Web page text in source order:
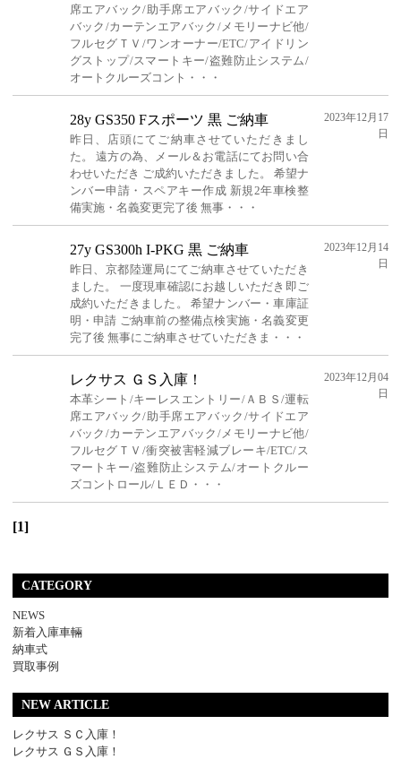
席エアバック/助手席エアバック/サイドエア
バック/カーテンエアバック/メモリーナビ他/
フルセグＴＶ/ワンオーナー/ETC/アイドリン
グストップ/スマートキー/盗難防止システム/
オートクルーズコント・・・
28y GS350 Fスポーツ 黒 ご納車
昨日、店頭にてご納車させていただきまし
た。 遠方の為、メール＆お電話にてお問い合
わせいただき ご成約いただきました。 希望ナ
ンバー申請・スペアキー作成 新規2年車検整
備実施・名義変更完了後 無事・・・
2023年12月17
日
27y GS300h I-PKG 黒 ご納車
昨日、京都陸運局にてご納車させていただき
ました。 一度現車確認にお越しいただき即ご
成約いただきました。 希望ナンバー・車庫証
明・申請 ご納車前の整備点検実施・名義変更
完了後 無事にご納車させていただきま・・・
2023年12月14
日
レクサス ＧＳ入庫！
本革シート/キーレスエントリー/ＡＢＳ/運転
席エアバック/助手席エアバック/サイドエア
バック/カーテンエアバック/メモリーナビ他/
フルセグＴＶ/衝突被害軽減ブレーキ/ETC/ス
マートキー/盗難防止システム/オートクルー
ズコントロール/ＬＥＤ・・・
2023年12月04
日
[1]
CATEGORY
NEWS
新着入庫車輛
納車式
買取事例
NEW ARTICLE
レクサス ＳＣ入庫！
レクサス ＧＳ入庫！